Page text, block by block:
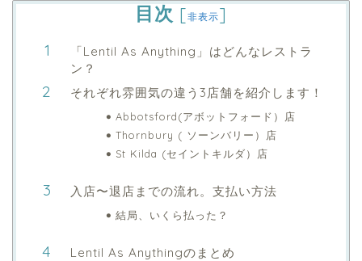
目次 [非表示]
「Lentil As Anything」はどんなレストラ
ン？
それぞれ雰囲気の違う3店舗を紹介します！
Abbotsford(アボットフォード）店
Thornbury ( ソーンバリー）店
St Kilda (セイントキルダ）店
入店〜退店までの流れ。支払い方法
結局、いくら払った？
Lentil As Anythingのまとめ